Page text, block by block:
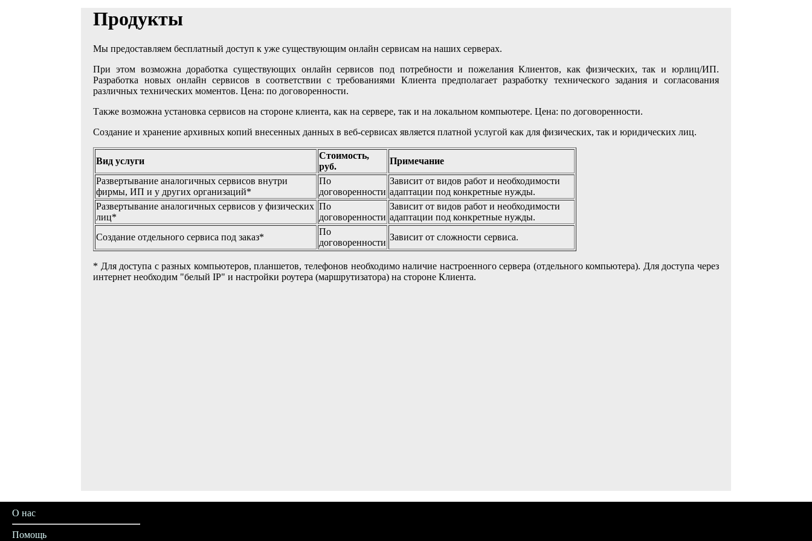
Продукты
Мы предоставляем бесплатный доступ к уже существующим онлайн сервисам на наших серверах.
При этом возможна доработка существующих онлайн сервисов под потребности и пожелания Клиентов, как физических, так и юрлиц/ИП.
Разработка новых онлайн сервисов в соответствии с требованиями Клиента предполагает разработку технического задания и согласования
различных технических моментов. Цена: по договоренности.
Также возможна установка сервисов на стороне клиента, как на сервере, так и на локальном компьютере. Цена: по договоренности.
Создание и хранение архивных копий внесенных данных в веб-сервисах является платной услугой как для физических, так и юридических лиц.
Вид услуги
Стоимость,
руб.
Примечание
Развертывание аналогичных сервисов внутри
фирмы, ИП и у других организаций*
По
договоренности
Зависит от видов работ и необходимости
адаптации под конкретные нужды.
Развертывание аналогичных сервисов у физических
лиц*
По
договоренности
Зависит от видов работ и необходимости
адаптации под конкретные нужды.
Создание отдельного сервиса под заказ*
По
договоренности
Зависит от сложности сервиса.
* Для доступа с разных компьютеров, планшетов, телефонов необходимо наличие настроенного сервера (отдельного компьютера). Для доступа через
интернет необходим "белый IP" и настройки роутера (маршрутизатора) на стороне Клиента.
О нас
Помощь